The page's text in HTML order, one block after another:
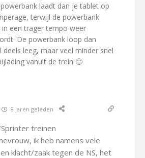
laadt dan je tablet op
terwijl de powerbank
in een trager tempo weer
De powerbank loop dan
deels leeg, maar veel minder snel
vanuit de trein 🙂
8 jaren geleden
treinen
ik heb namens vele
klacht/zaak tegen de NS, het